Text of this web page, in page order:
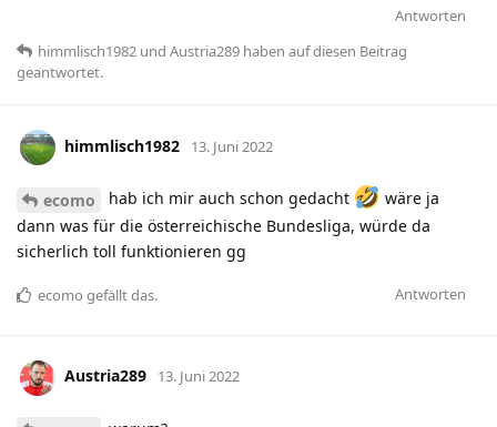
Antworten
himmlisch1982 und Austria289 haben auf diesen Beitrag
geantwortet.
himmlisch1982 13. Juni 2022
ecomo hab ich mir auch schon gedacht
wäre ja
dann was für die österreichische Bundesliga, würde da
sicherlich toll funktionieren gg
Antworten
ecomo gefällt das.
Austria289 13. Juni 2022